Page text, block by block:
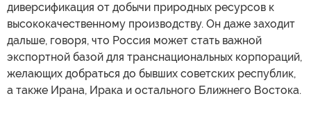
диверсификация от добычи природных ресурсов к
высококачественному производству. Он даже заходит
дальше, говоря, что Россия может стать важной
экспортной базой для транснациональных корпораций,
желающих добраться до бывших советских республик,
а также Ирана, Ирака и остального Ближнего Востока.